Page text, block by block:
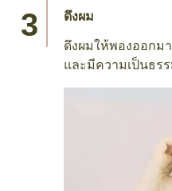
ดึงผม
ดึงผมให้พองออกม
และมีความเป็นธร